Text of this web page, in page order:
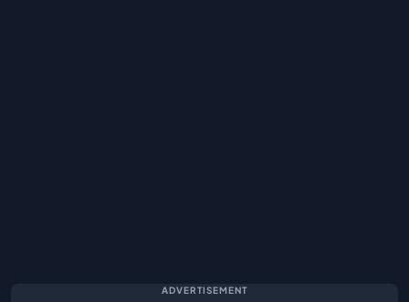
ADVERTISEMENT